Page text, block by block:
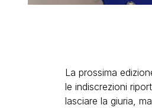
La prossima
le indiscrezioni
lasciare la giuria,